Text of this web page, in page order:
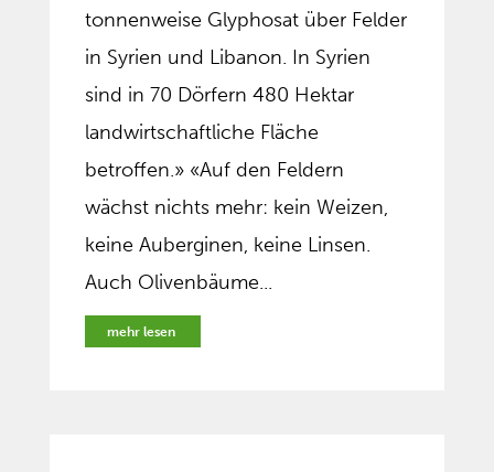
tonnenweise Glyphosat über Felder
in Syrien und Libanon. In Syrien
sind in 70 Dörfern 480 Hektar
landwirtschaftliche Fläche
betroffen.» «Auf den Feldern
wächst nichts mehr: kein Weizen,
keine Auberginen, keine Linsen.
Auch Olivenbäume...
mehr lesen